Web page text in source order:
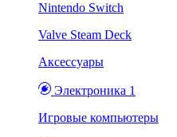
Nintendo Switch
Valve Steam Deck
Аксессуары
Электроника 1
Игровые компьютеры